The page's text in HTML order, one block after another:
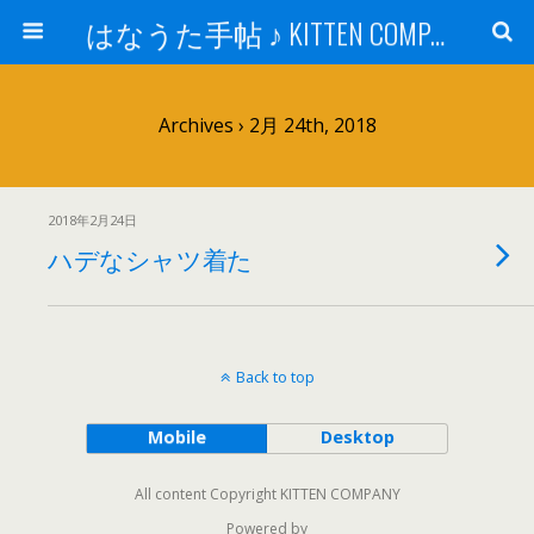
はなうた手帖 ♪ KITTEN COMPANY
Archives › 2月 24th, 2018
2018年2月24日
ハデなシャツ着た
Back to top
Mobile Desktop
All content Copyright KITTEN COMPANY
Powered by